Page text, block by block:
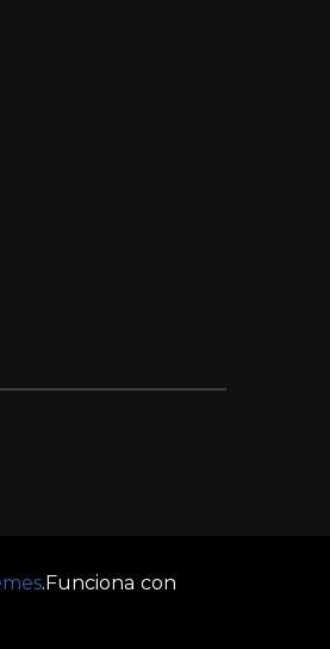
.Funciona con